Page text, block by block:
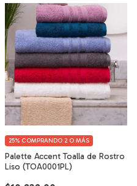
Palette Accent Toalla de Rostro
Liso (TOA0001PL)
25% COMPRANDO 2 O MÁS